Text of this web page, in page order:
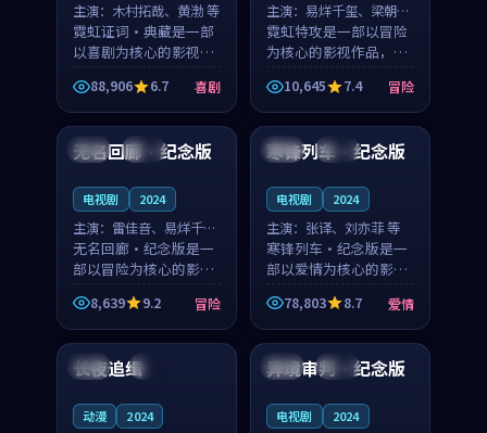
主演： 木村拓哉、黄渤 等
霓虹证词·典藏是一部
以喜剧为核心的影视作
品，围绕危机、反转与
人物成长展开，整体节
奏紧凑，值得推荐观
看。
88,906 6.7 喜剧
主演： 易烊千玺、梁朝伟
等
霓虹特攻是一部以冒险
为核心的影视作品，围
绕危机、反转与人物成
长展开，整体节奏紧
凑，值得推荐观看。
10,645 7.4 冒险
中国 独播
无名回廊·纪念版
电视剧 2024
主演： 雷佳音、易烊千玺
等
无名回廊·纪念版是一
部以冒险为核心的影视
作品，围绕危机、反转
与人物成长展开，整体
节奏紧凑，值得推荐观
看。
8,639 9.2 冒险
中国 独播
寒锋列车·纪念版
电视剧 2024
主演： 张译、刘亦菲 等
寒锋列车·纪念版是一
部以爱情为核心的影视
作品，围绕危机、反转
与人物成长展开，整体
节奏紧凑，值得推荐观
看。
78,803 8.7 爱情
泰国 4K
长夜追缉
动漫 2024
泰国 高分
异境审判·纪念版
电视剧 2024